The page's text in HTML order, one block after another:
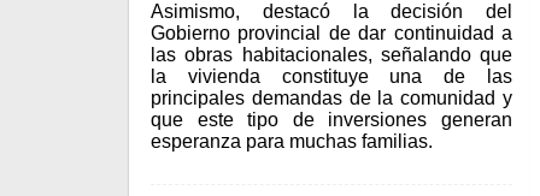
Asimismo, destacó la decisión del
Gobierno provincial de dar continuidad a
las obras habitacionales, señalando que
la vivienda constituye una de las
principales demandas de la comunidad y
que este tipo de inversiones generan
esperanza para muchas familias.